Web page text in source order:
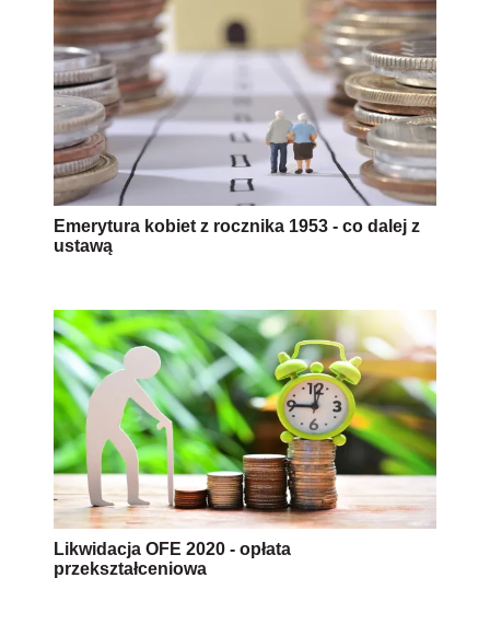
Emerytura kobiet z rocznika 1953 - co dalej z
ustawą
Likwidacja OFE 2020 - opłata
przekształceniowa